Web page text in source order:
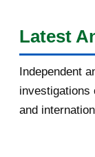
Latest
Independent
investigations
and